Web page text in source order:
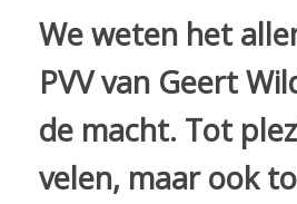
We weten het
PVV van Geert
de macht. Tot
velen, maar ook